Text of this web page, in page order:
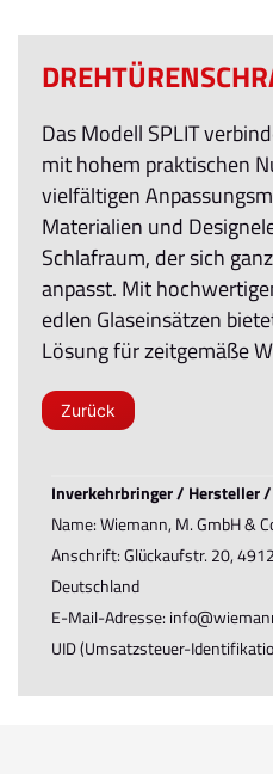
Das Modell SPLIT
mit hohem praktischen
vielfältigen
Materialien und
Schlafraum, der sich
anpasst. Mit
edlen Glaseinsätzen
Lösung für zeitgemäße
Zurück
Inverkehrbringer / Hersteller
Name: Wiemann, M. GmbH &
Anschrift: Glückaufstr. 20,
Deutschland
E-Mail-Adresse:
UID (Umsatzsteuer-